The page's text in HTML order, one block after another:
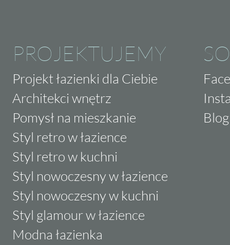
PROJEKTUJEMY
Projekt łazienki dla Ciebie
Architekci wnętrz
Pomysł na mieszkanie
Styl retro w łazience
Styl retro w kuchni
Styl nowoczesny w łazience
Styl nowoczesny w kuchni
Styl glamour w łazience
Modna łazienka
Blog